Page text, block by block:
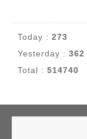
Today : 273
Yesterday : 362
Total : 514740